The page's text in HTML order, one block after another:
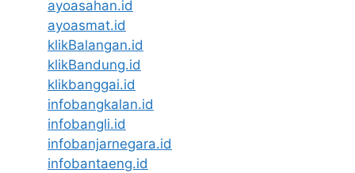
ayoasahan.id
ayoasmat.id
klikBalangan.id
klikBandung.id
klikbanggai.id
infobangkalan.id
infobangli.id
infobanjarnegara.id
infobantaeng.id